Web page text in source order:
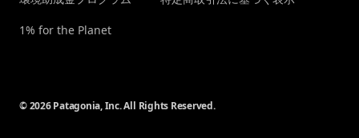
1% for the Planet
© 2026 Patagonia, Inc. All Rights Reserved.